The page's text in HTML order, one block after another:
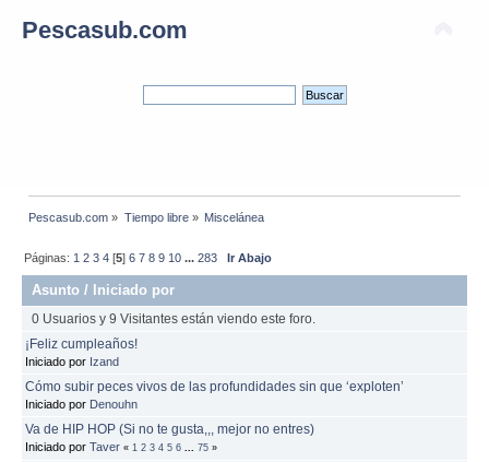
Pescasub.com
Pescasub.com » Tiempo libre» Miscelánea
Páginas: 1 2 3 4 [5]6 7 8 9 10 ...283 Ir Abajo
Asunto / Iniciado por
0 Usuarios y 9 Visitantes están viendo este foro.
¡Feliz cumpleaños!
Iniciado por Izand
Cómo subir peces vivos de las profundidades sin que ‘exploten’
Iniciado por Denouhn
Va de HIP HOP (Si no te gusta,,, mejor no entres)
Iniciado por Taver « 1 2 3 4 5 6 75 »